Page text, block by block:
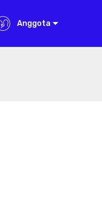
Anggota